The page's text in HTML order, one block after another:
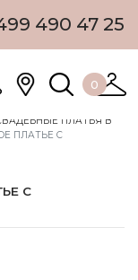
490 47 25
0
ПЛАТЬЯ В
ПЛАТЬЕ С
С